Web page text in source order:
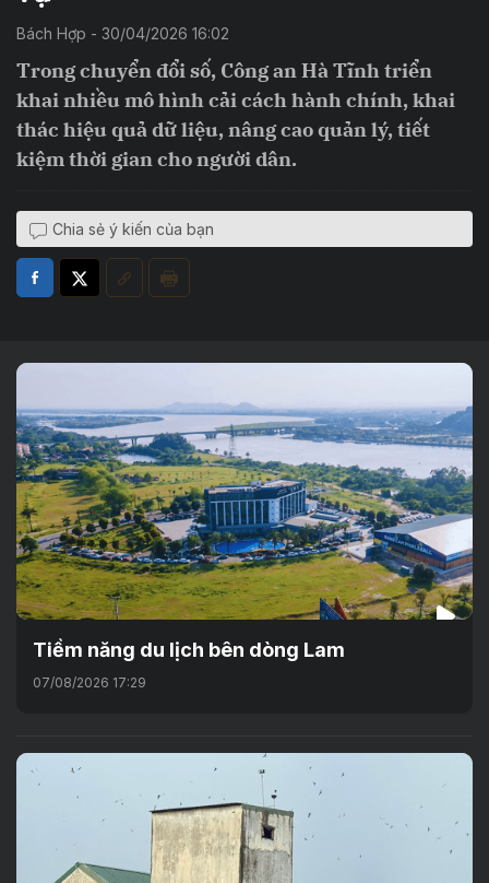
Bách Hợp - 30/04/2026 16:02
Trong chuyển đổi số, Công an Hà Tĩnh triển
khai nhiều mô hình cải cách hành chính, khai
thác hiệu quả dữ liệu, nâng cao quản lý, tiết
kiệm thời gian cho người dân.
Chia sẻ ý kiến của bạn
Tiềm năng du lịch bên dòng Lam
07/08/2026 17:29